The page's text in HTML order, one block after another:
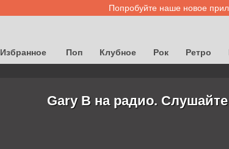
Попробуйте наше новое
Избранное Поп Клубное Рок Ретро
Gary B на радио.